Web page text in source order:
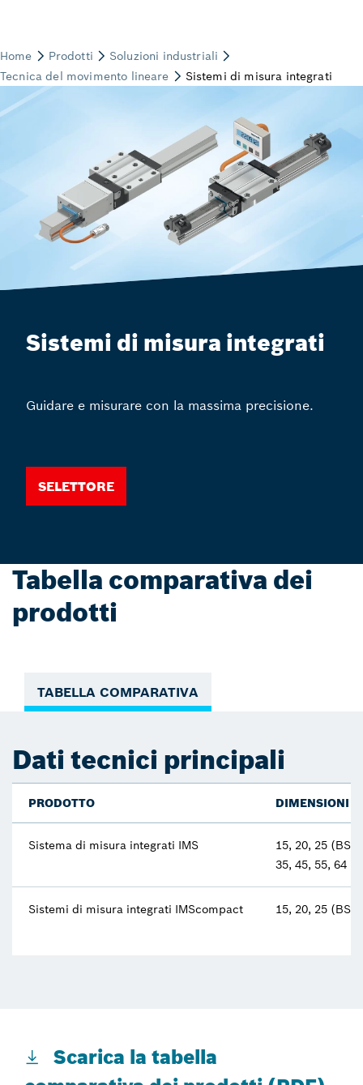
Sistemi di misura integrati
Guidare e misurare con la massima precisione.
Selettore
Tabella comparativa dei
prodotti
TABELLA COMPARATIVA
Dati tecnici principali
PRODOTTO DIMENSIONI
Sistema di misura integrati IMS
15, 20, 25
35, 45, 55, 64
Sistemi di misura integrati IMScompact 15, 20, 25
Scarica la tabella